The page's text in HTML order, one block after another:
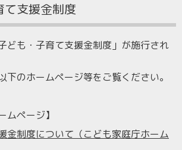
て支援金制度
ども・子育て支援金制度」が施行され
下のホームページ等をご覧ください。
ムページ】
金制度について（こども家庭庁ホーム